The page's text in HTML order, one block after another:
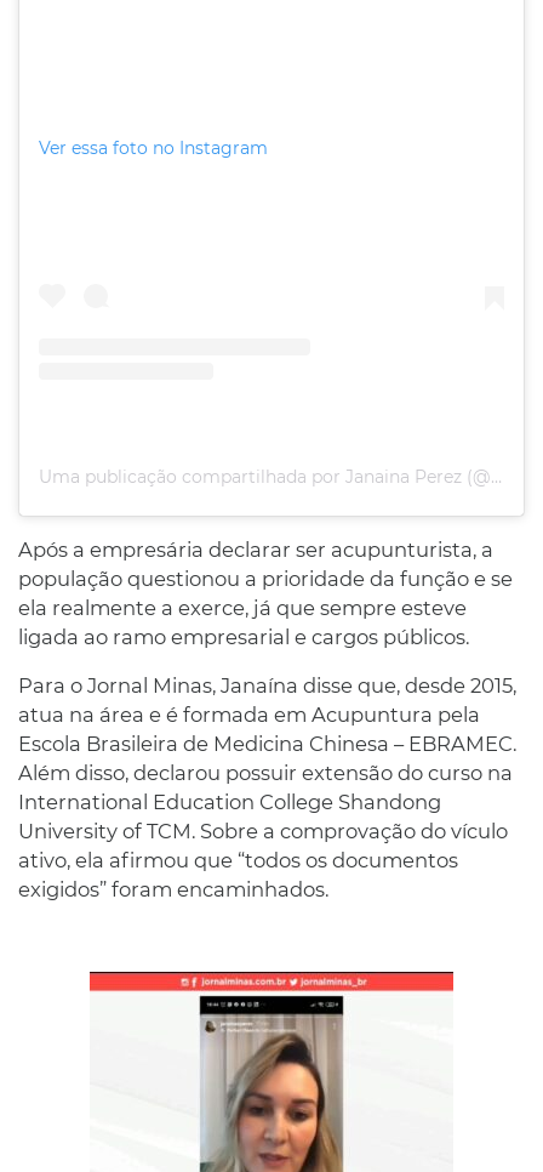
Ver essa foto no Instagram
Uma publicação compartilhada por Janaina Perez (@janainaaperez)
Após a empresária declarar ser acupunturista, a
população questionou a prioridade da função e se
ela realmente a exerce, já que sempre esteve
ligada ao ramo empresarial e cargos públicos.
Para o Jornal Minas, Janaína disse que, desde 2015,
atua na área e é formada em Acupuntura pela
Escola Brasileira de Medicina Chinesa – EBRAMEC.
Além disso, declarou possuir extensão do curso na
International Education College Shandong
University of TCM. Sobre a comprovação do vículo
ativo, ela afirmou que “todos os documentos
exigidos” foram encaminhados.